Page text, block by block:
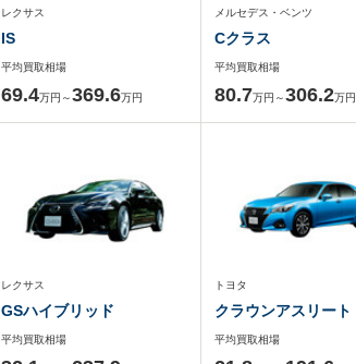
レクサス
IS
平均買取相場
69.4万円～369.6万円
メルセデス・ベンツ
Cクラス
平均買取相場
80.7万円～306.2万円
レクサス
GSハイブリッド
平均買取相場
トヨタ
クラウンアスリート
平均買取相場